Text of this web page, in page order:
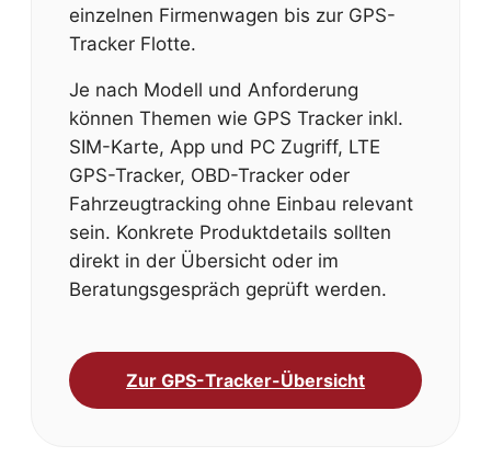
einzelnen Firmenwagen bis zur GPS-
Tracker Flotte.
Je nach Modell und Anforderung
können Themen wie GPS Tracker inkl.
SIM-Karte, App und PC Zugriff, LTE
GPS-Tracker, OBD-Tracker oder
Fahrzeugtracking ohne Einbau relevant
sein. Konkrete Produktdetails sollten
direkt in der Übersicht oder im
Beratungsgespräch geprüft werden.
Zur GPS-Tracker-Übersicht